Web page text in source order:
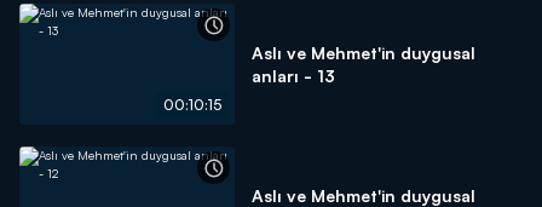
00:10:15
Aslı ve Mehmet'in duygusal
anları - 13
Aslı ve Mehmet'in duygusal